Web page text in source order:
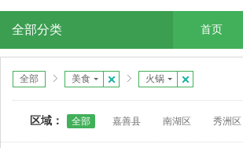
全部分类 首页
全部 美食 火锅
区域： 全部 嘉善县 南湖区 秀洲区